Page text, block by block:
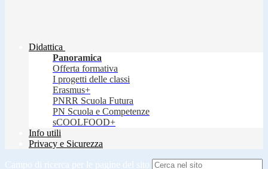
Didattica
Panoramica
Offerta formativa
I progetti delle classi
Erasmus+
PNRR Scuola Futura
PN Scuola e Competenze
sCOOLFOOD+
Info utili
Privacy e Sicurezza
Campo di ricerca per le pagine del sito